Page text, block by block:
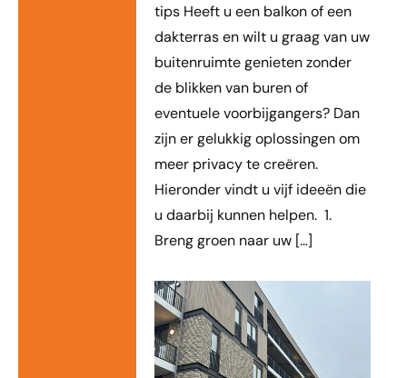
tips Heeft u een balkon of een
dakterras en wilt u graag van uw
buitenruimte genieten zonder
de blikken van buren of
eventuele voorbijgangers? Dan
zijn er gelukkig oplossingen om
meer privacy te creëren.
Hieronder vindt u vijf ideeën die
u daarbij kunnen helpen. 1.
Breng groen naar uw […]